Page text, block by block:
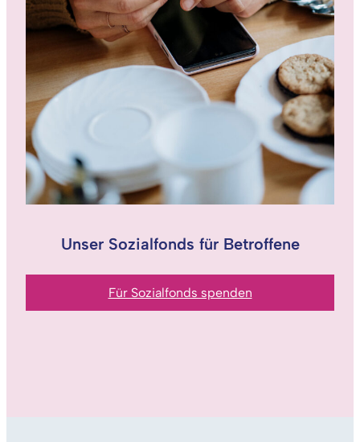
Unser Sozialfonds für Betroffene
Für Sozialfonds spenden